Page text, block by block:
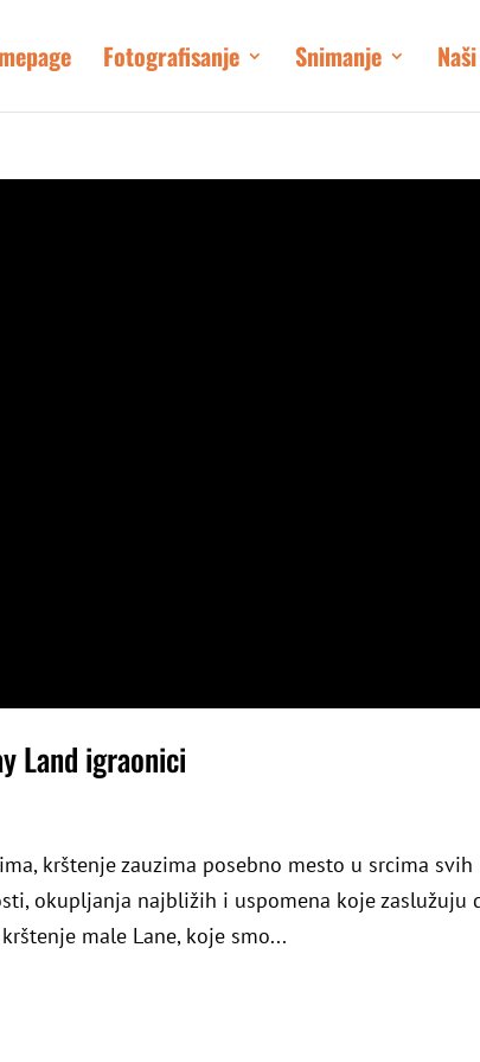
Fotografisanje Snimanje
Land igraonici
krštenje zauzima posebno mesto u srcima svih
okupljanja najbližih i uspomena koje zaslužuju
male Lane, koje smo...